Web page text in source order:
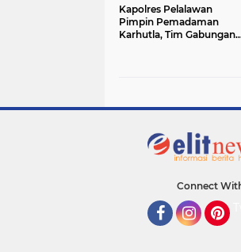
Kapolres Pelalawan
Pimpin Pemadaman
Karhutla, Tim Gabungan
Connect